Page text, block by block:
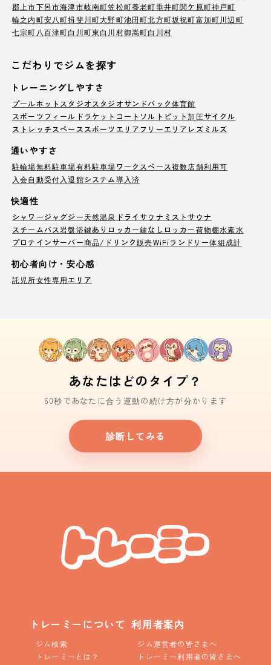
郡上市下呂市海津市岐南町笠松町養老町垂井町関ケ原町神戸町
輪之内町安八町揖斐川町大野町池田町北方町坂祝町富加町川辺町
七宗町 八百津町白川町東白川村御嵩町白川村
こだわりでジムを探す
トレーニングしやすさ
プールホットスタジオ スタジオサンドバック体育館
スポーツフィールド ラケットコート ソルトピット加圧サイクル
ストレッチスペース スポーツエリア フリーエリア レズミルズ
通いやすさ
駐輪場無料駐車場有料駐車場ワークスペース複数店舗利用可
入会自動受付 入退館システム導入済
快適性
シャワージャグジー天然温泉 ドライサウナ ミストサウナ
スチームバス岩盤浴鍵ありロッカー鍵なしロッカー荷物棚水素水
プロテインサーバー商品/ドリンク販売WiFi ランドリー体組成計
初心者向け・安心感
託児所女性専用エリア
あなたはどのタイプ？
60秒であなたに合う運動の続け方が分かります
診断してみる
トレーミーについて
ジム検索
トレーミーとは？
利用者案内
ジム運営者の皆さまへ
トレーミー利用者の皆さまへ